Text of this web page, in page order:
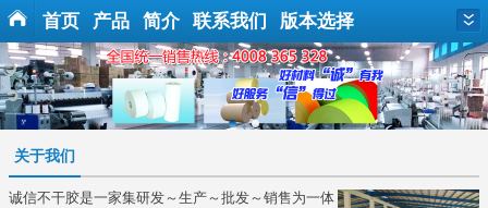
首页 产品 简介 联系我们 版本选择
关于我们
诚信不干胶是一家集研发～生产～批发～销售为一体